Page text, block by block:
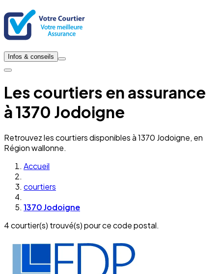
Infos & conseils
Les courtiers en assurance
à 1370 Jodoigne
Retrouvez les courtiers disponibles à 1370 Jodoigne, en
Région wallonne.
Accueil
courtiers
1370 Jodoigne
4 courtier(s) trouvé(s) pour ce code postal.